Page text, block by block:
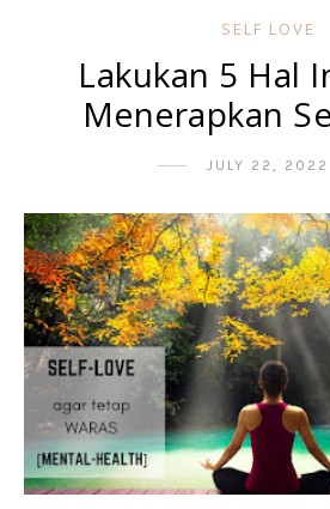
SELF LOVE
Lakukan 5 Hal
Menerapkan
JULY 22, 2022